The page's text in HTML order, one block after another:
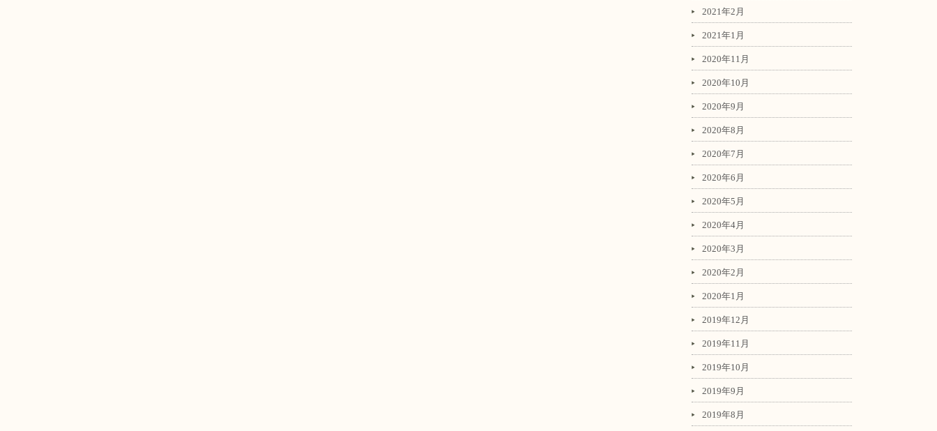
2021年2月
2021年1月
2020年11月
2020年10月
2020年9月
2020年8月
2020年7月
2020年6月
2020年5月
2020年4月
2020年3月
2020年2月
2020年1月
2019年12月
2019年11月
2019年10月
2019年9月
2019年8月